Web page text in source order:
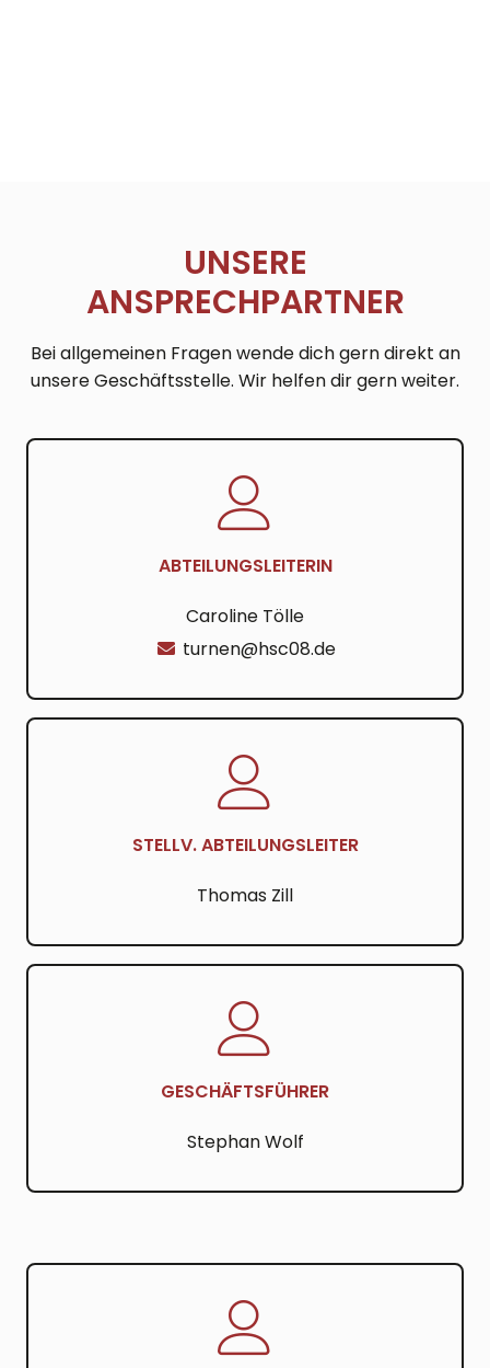
UNSERE
ANSPRECHPARTNER
Bei allgemeinen Fragen wende dich gern direkt an
unsere Geschäftsstelle. Wir helfen dir gern weiter.
ABTEILUNGSLEITERIN
Caroline Tölle
turnen@hsc08.de
STELLV. ABTEILUNGSLEITER
Thomas Zill
GESCHÄFTSFÜHRER
Stephan Wolf